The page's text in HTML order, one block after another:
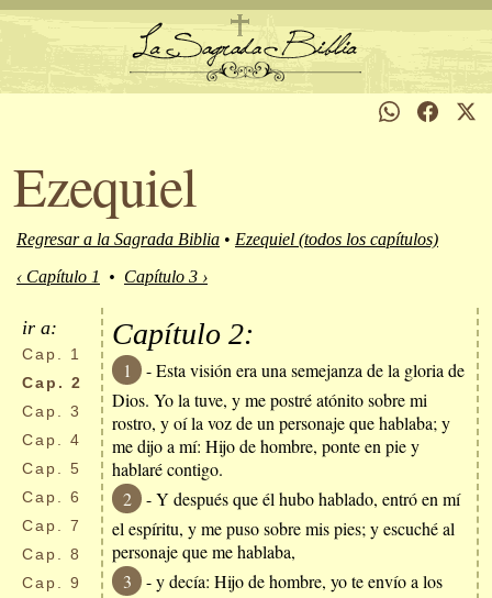
Ezequiel
Regresar a la Sagrada Biblia • Ezequiel (todos los capítulos)
‹ Capítulo 1
• Capítulo 3 ›
ir a:
Cap.
1
Cap. 2
Cap.
3
Cap.
4
Cap.
5
Cap.
6
Cap.
7
Cap.
8
Cap.
9
Capítulo 2:
1
- Esta visión era una semejanza de la gloria de
Dios. Yo la tuve, y me postré atónito sobre mi
rostro, y oí la voz de un personaje que hablaba; y
me dijo a mí: Hijo de hombre, ponte en pie y
hablaré contigo.
2
- Y después que él hubo hablado, entró en mí
el espíritu, y me puso sobre mis pies; y escuché al
personaje que me hablaba,
3
- y decía: Hijo de hombre, yo te envío a los